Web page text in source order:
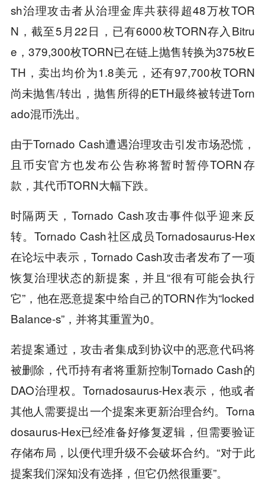
sh治理攻击者从治理金库共获得超48万枚TOR
N，截至5月22日，已有6000枚TORN存入Bitru
e，379,300枚TORN已在链上抛售转换为375枚E
TH，卖出均价为1.8美元，还有97,700枚TORN
尚未抛售/转出，抛售所得的ETH最终被转进Torn
ado混币洗出。
由于Tornado Cash遭遇治理攻击引发市场恐慌，
且币安官方也发布公告称将暂时暂停TORN存
款，其代币TORN大幅下跌。
时隔两天，Tornado Cash攻击事件似乎迎来反
转。Tornado Cash社区成员Tornadosaurus-Hex
在论坛中表示，Tornado Cash攻击者发布了一项
恢复治理状态的新提案，并且“很有可能会执行
它”，他在恶意提案中给自己的TORN作为“locked
Balance-s”，并将其重置为0。
若提案通过，攻击者集成到协议中的恶意代码将
被删除，代币持有者将重新控制Tornado Cash的
DAO治理权。Tornadosaurus-Hex表示，他或者
其他人需要提出一个提案来更新治理合约。Torna
dosaurus-Hex已经准备好修复逻辑，但需要验证
存储布局，以便代理升级不会破坏合约。“对于此
提案我们深知没有选择，但它仍然很重要”。